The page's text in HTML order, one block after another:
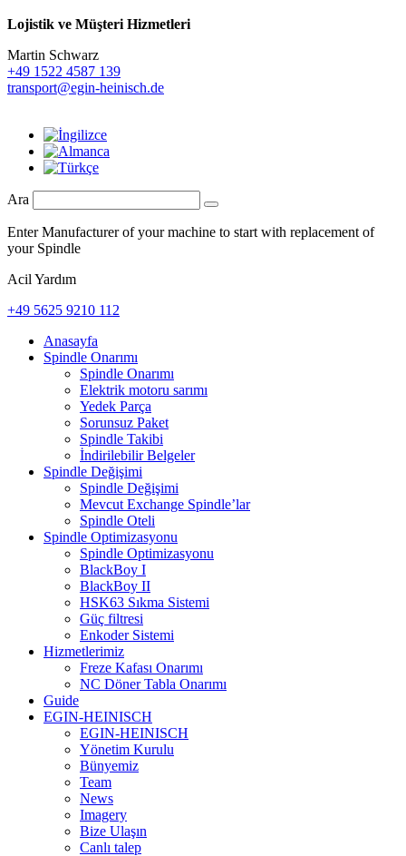
Lojistik ve Müşteri Hizmetleri
Martin Schwarz
+49 1522 4587 139
transport@egin-heinisch.de
Ara
Enter Manufacturer of your machine to start with replacement of
your Spindle
Acil Yardım
+49 5625 9210 112
Anasayfa
Spindle Onarımı
Spindle Onarımı
Elektrik motoru sarımı
Yedek Parça
Sorunsuz Paket
Spindle Takibi
İndirilebilir Belgeler
Spindle Değişimi
Spindle Değişimi
Mevcut Exchange Spindle’lar
Spindle Oteli
Spindle Optimizasyonu
Spindle Optimizasyonu
BlackBoy I
BlackBoy II
HSK63 Sıkma Sistemi
Güç filtresi
Enkoder Sistemi
Hizmetlerimiz
Freze Kafası Onarımı
NC Döner Tabla Onarımı
Guide
EGIN-HEINISCH
EGIN-HEINISCH
Yönetim Kurulu
Bünyemiz
Team
News
Imagery
Bize Ulaşın
Canlı talep